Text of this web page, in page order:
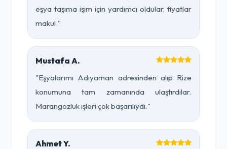
eşya taşıma işim için yardımcı oldular, fiyatlar
makul."
Mustafa A.
"Eşyalarımı Adıyaman adresinden alıp Rize
konumuna tam zamanında ulaştırdılar.
Marangozluk işleri çok başarılıydı."
Ahmet Y.